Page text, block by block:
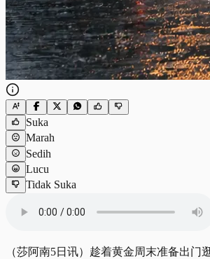
Suka
Marah
Sedih
Lucu
Tidak Suka
（莎阿南5日讯）趁着黄金周末准备出门